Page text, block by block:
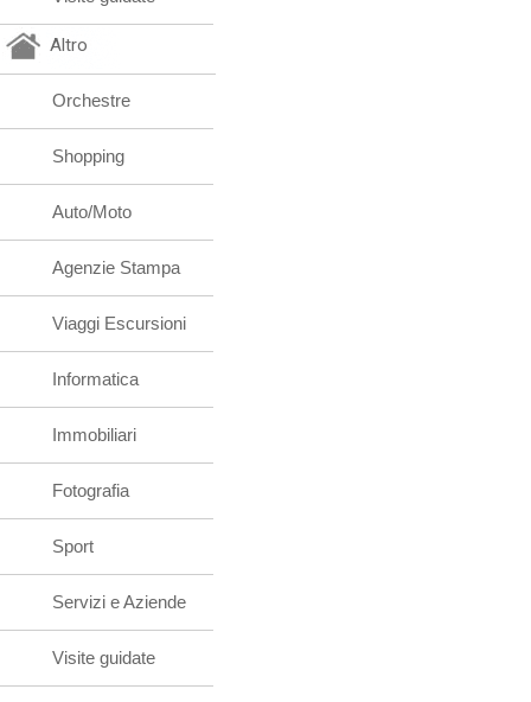
Altro
Orchestre
Shopping
Auto/Moto
Agenzie Stampa
Viaggi Escursioni
Informatica
Immobiliari
Fotografia
Sport
Servizi e Aziende
Visite guidate